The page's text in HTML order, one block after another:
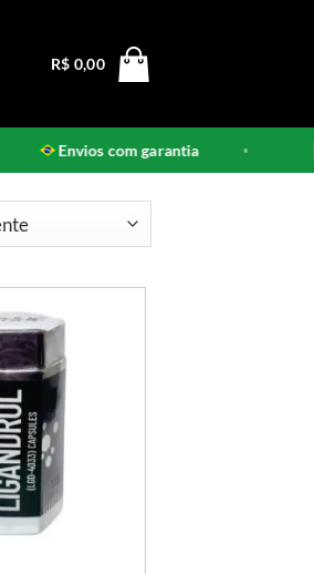
R$ 0,00
Envios com garantia